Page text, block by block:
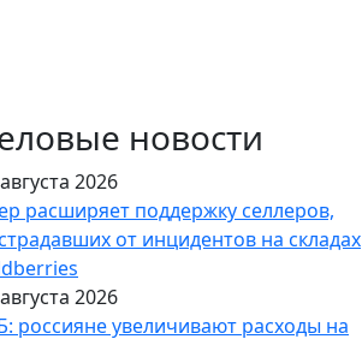
новости
2026
расширяет поддержку селлеров,
от инцидентов на складах
2026
россияне увеличивают расходы на